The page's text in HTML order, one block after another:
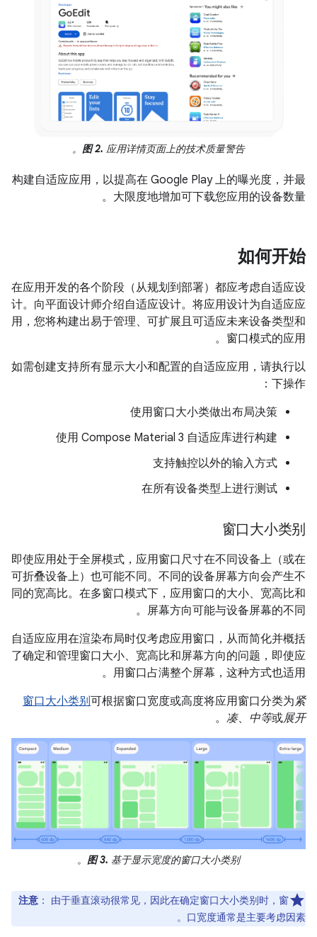
图 2. 应用详情页面上的技术质量警告。
构建自适应应用，以提高在 Google Play 上的曝光度，并最
大限度地增加可下载您应用的设备数量。
如何开始
在应用开发的各个阶段（从规划到部署）都应考虑自适应设
计。向平面设计师介绍自适应设计。将应用设计为自适应应
用，您将构建出易于管理、可扩展且可适应未来设备类型和
窗口模式的应用。
如需创建支持所有显示大小和配置的自适应应用，请执行以
下操作：
使用窗口大小类做出布局决策
使用 Compose Material 3 自适应库进行构建
支持触控以外的输入方式
在所有设备类型上进行测试
窗口大小类别
即使应用处于全屏模式，应用窗口尺寸在不同设备上（或在
可折叠设备上）也可能不同。不同的设备屏幕方向会产生不
同的宽高比。在多窗口模式下，应用窗口的大小、宽高比和
屏幕方向可能与设备屏幕的不同。
自适应应用在渲染布局时仅考虑应用窗口，从而简化并概括
了确定和管理窗口大小、宽高比和屏幕方向的问题，即使应
用窗口占满整个屏幕，这种方式也适用。
窗口大小类别可根据窗口宽度或高度将应用窗口分类为紧
凑、 中等或展开
。
图 3. 基于显示宽度的窗口大小类别。
注意 ：
由于垂直滚动很常见，因此在确定窗口大小类别时，窗
口宽度通常是主要考虑因素。